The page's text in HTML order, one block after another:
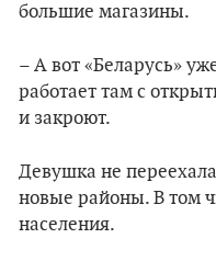
большие магазины.
– А вот «Беларусь»
работает там с
и закроют.
Девушка не
новые районы. В том
населения.